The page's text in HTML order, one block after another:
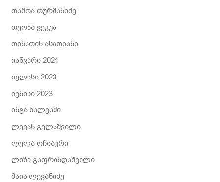
თამთა თურმანიძე
თეონა ვეკუა
თინათინ ასათიანი
იანვარი 2024
ივლისი 2023
ივნისი 2023
ინგა ხალვაში
ლევან გელაშვილი
ლელა ოჩიაური
ლიზი გაფრინდაშვილი
მაია ლევანიძე